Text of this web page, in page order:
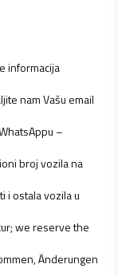
informacija
nam Vašu email
–
broj vozila na
i ostala vozila u
we reserve the
Änderungen